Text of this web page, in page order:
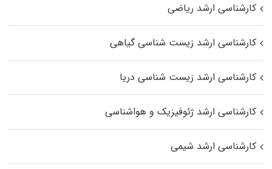
کارشناسی ارشد ریاضی
کارشناسی ارشد زیست‌ شناسی گیاهی
کارشناسی ارشد زیست‌ شناسی دریا
کارشناسی ارشد ژئوفیزیک و هواشناسی
کارشناسی ارشد شیمی